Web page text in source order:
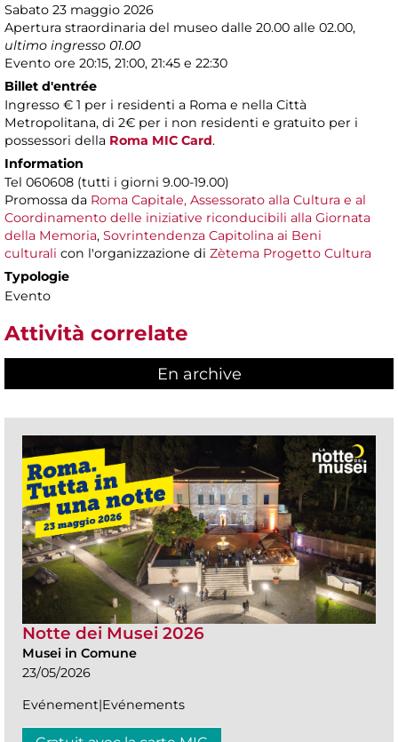
Sabato 23 maggio 2026
Apertura straordinaria del museo dalle 20.00 alle 02.00,
ultimo ingresso 01.00
Evento ore 20:15, 21:00, 21:45 e 22:30
Billet d'entrée
Ingresso € 1 per i residenti a Roma e nella Città
Metropolitana, di 2€ per i non residenti e gratuito per i
possessori della Roma MIC Card.
Information
Tel 060608 (tutti i giorni 9.00-19.00)
Promossa da Roma Capitale, Assessorato alla Cultura e al
Coordinamento delle iniziative riconducibili alla Giornata
della Memoria, Sovrintendenza Capitolina ai Beni
culturali con l'organizzazione di Zètema Progetto Cultura
Typologie
Evento
Attività correlate
En archive
Notte dei Musei 2026
Musei in Comune
23/05/2026
Evénement|Evénements